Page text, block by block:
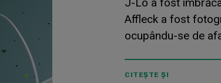
J-Lo a fost
Affleck a fost
ocupându-se de
CITEȘTE ȘI